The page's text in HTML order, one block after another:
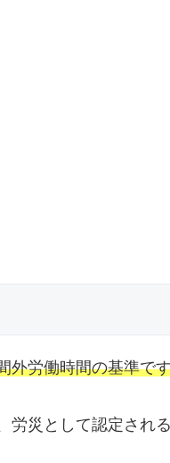
外労働時間の基準で
労災として認定され